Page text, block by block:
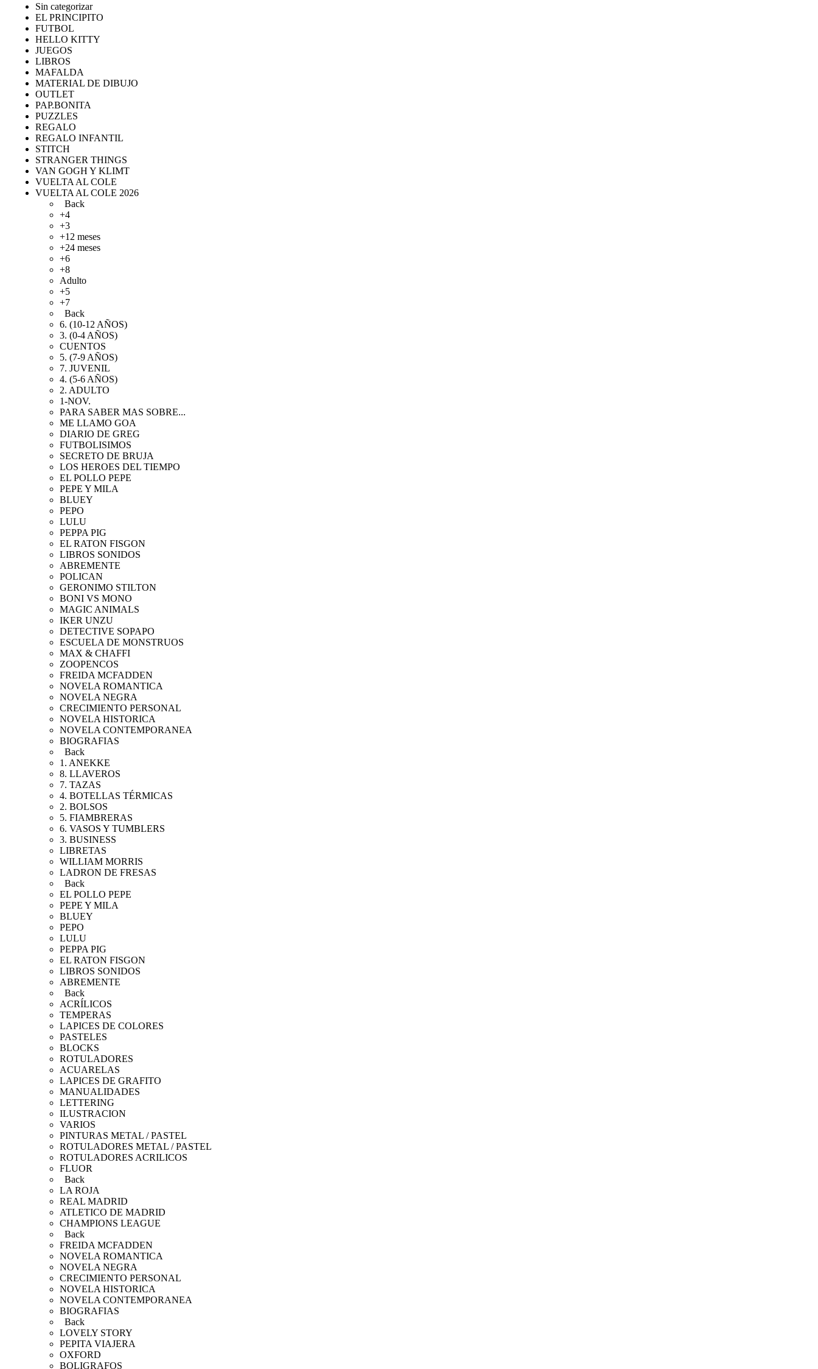
Sin categorizar
EL PRINCIPITO
FUTBOL
HELLO KITTY
JUEGOS
LIBROS
MAFALDA
MATERIAL DE DIBUJO
OUTLET
PAP.BONITA
PUZZLES
REGALO
REGALO INFANTIL
STITCH
STRANGER THINGS
VAN GOGH Y KLIMT
VUELTA AL COLE
VUELTA AL COLE 2026
Back
+4
+3
+12 meses
+24 meses
+6
+8
Adulto
+5
+7
Back
6. (10-12 AÑOS)
3. (0-4 AÑOS)
CUENTOS
5. (7-9 AÑOS)
7. JUVENIL
4. (5-6 AÑOS)
2. ADULTO
1-NOV.
PARA SABER MAS SOBRE...
ME LLAMO GOA
DIARIO DE GREG
FUTBOLISIMOS
SECRETO DE BRUJA
LOS HEROES DEL TIEMPO
EL POLLO PEPE
PEPE Y MILA
BLUEY
PEPO
LULU
PEPPA PIG
EL RATON FISGON
LIBROS SONIDOS
ABREMENTE
POLICAN
GERONIMO STILTON
BONI VS MONO
MAGIC ANIMALS
IKER UNZU
DETECTIVE SOPAPO
ESCUELA DE MONSTRUOS
MAX & CHAFFI
ZOOPENCOS
FREIDA MCFADDEN
NOVELA ROMANTICA
NOVELA NEGRA
CRECIMIENTO PERSONAL
NOVELA HISTORICA
NOVELA CONTEMPORANEA
BIOGRAFIAS
Back
1. ANEKKE
8. LLAVEROS
7. TAZAS
4. BOTELLAS TÉRMICAS
2. BOLSOS
5. FIAMBRERAS
6. VASOS Y TUMBLERS
3. BUSINESS
LIBRETAS
WILLIAM MORRIS
LADRON DE FRESAS
Back
EL POLLO PEPE
PEPE Y MILA
BLUEY
PEPO
LULU
PEPPA PIG
EL RATON FISGON
LIBROS SONIDOS
ABREMENTE
Back
ACRÍLICOS
TEMPERAS
LAPICES DE COLORES
PASTELES
BLOCKS
ROTULADORES
ACUARELAS
LAPICES DE GRAFITO
MANUALIDADES
LETTERING
ILUSTRACION
VARIOS
PINTURAS METAL / PASTEL
ROTULADORES METAL / PASTEL
ROTULADORES ACRILICOS
FLUOR
Back
LA ROJA
REAL MADRID
ATLETICO DE MADRID
CHAMPIONS LEAGUE
Back
FREIDA MCFADDEN
NOVELA ROMANTICA
NOVELA NEGRA
CRECIMIENTO PERSONAL
NOVELA HISTORICA
NOVELA CONTEMPORANEA
BIOGRAFIAS
Back
LOVELY STORY
PEPITA VIAJERA
OXFORD
BOLIGRAFOS